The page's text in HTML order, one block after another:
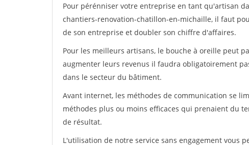
Pour pérénniser votre entreprise en tant qu'artisan
chantiers-renovation-chatillon-en-michaille, il faut
de son entreprise et doubler son chiffre d'affaires.
Pour les meilleurs artisans, le bouche à oreille peut
augmenter leurs revenus il faudra obligatoirement
dans le secteur du bâtiment.
Avant internet, les méthodes de communication se
méthodes plus ou moins efficaces qui prenaient du
de résultat.
L'utilisation de notre service sans engagement vous